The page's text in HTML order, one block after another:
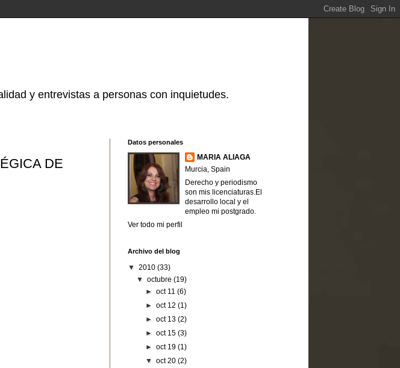
y entrevistas a personas con inquietudes.
DE
Datos personales
MARIA ALIAGA
Murcia, Spain
Derecho y periodismo
son mis licenciaturas.El
desarrollo local y el
empleo mi postgrado.
Ver todo mi perfil
Archivo del blog
▼ 2010 (33)
▼octubre(19)
► oct 11 (6)
► oct 12 (1)
► oct 13 (2)
► oct 15 (3)
► oct 19 (1)
▼ oct 20 (2)